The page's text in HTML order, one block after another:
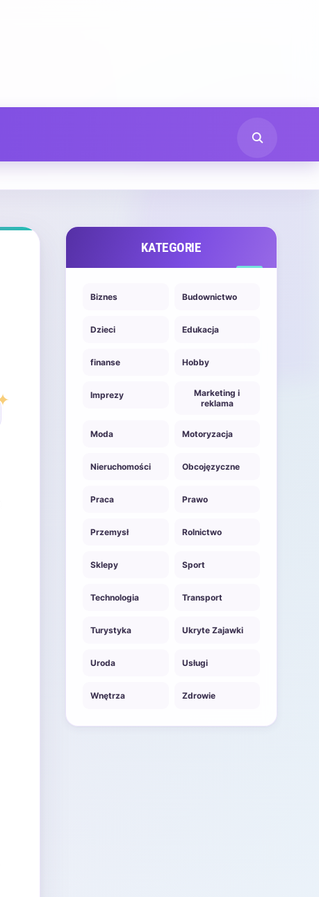
KATEGORIE
Biznes Budownictwo
Dzieci Edukacja
finanse Hobby
Imprezy
Marketing i
reklama
Moda Motoryzacja
Nieruchomości Obcojęzyczne
Praca Prawo
Przemysł Rolnictwo
Sklepy Sport
Technologia Transport
Turystyka Ukryte Zajawki
Uroda Usługi
Wnętrza Zdrowie